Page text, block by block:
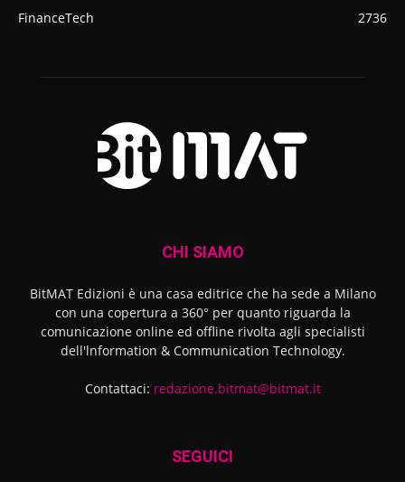
FinanceTech
2736
CHI SIAMO
BitMAT Edizioni è una casa editrice che ha sede a Milano
con una copertura a 360° per quanto riguarda la
comunicazione online ed offline rivolta agli specialisti
dell'lnformation & Communication Technology.
Contattaci: redazione.bitmat@bitmat.it
SEGUICI